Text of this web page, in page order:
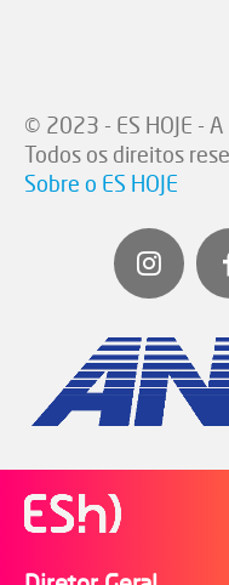
© 2023 - ES HOJE -
Todos os direitos
Sobre o ES HOJE